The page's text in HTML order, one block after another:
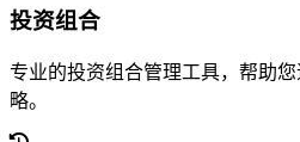
投资组合
专业的投资组合管理工具，帮助
略。